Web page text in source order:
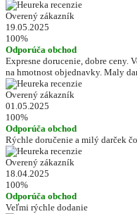
Overený zákazník
19.05.2025
100%
Odporúča obchod
Expresne dorucenie, dobre ceny.
na hmotnost objednavky. Maly
Overený zákazník
01.05.2025
100%
Odporúča obchod
Rýchle doručenie a milý darček
Overený zákazník
18.04.2025
100%
Odporúča obchod
Veľmi rýchle dodanie